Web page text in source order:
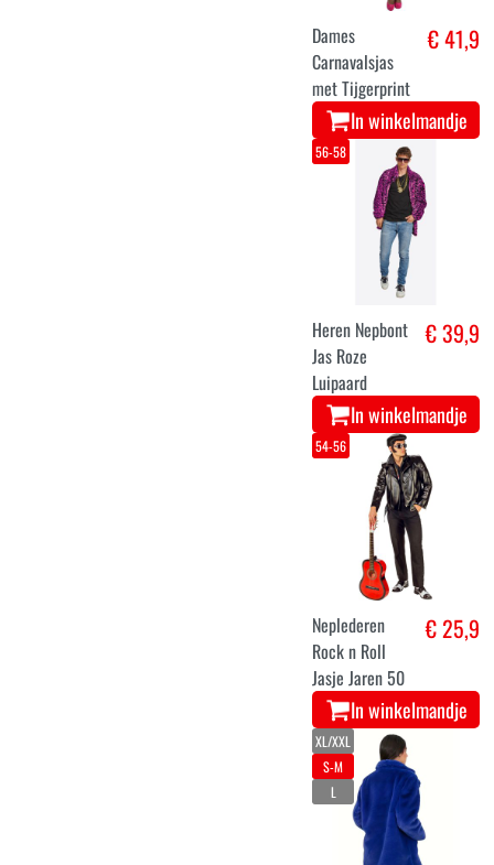
Dames
Carnavalsjas
met Tijgerprint
€ 41,9
In winkelmandje
56-58
Heren Nepbont
Jas Roze
Luipaard
€ 39,9
In winkelmandje
54-56
Neplederen
Rock n Roll
Jasje Jaren 50
€ 25,9
In winkelmandje
XL/XXL
S-M
L